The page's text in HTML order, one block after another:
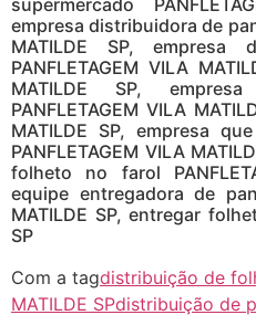
supermercado
empresa distribuidora de
MATILDE SP, empresa
PANFLETAGEM VILA
MATILDE SP,
PANFLETAGEM VILA
MATILDE SP, empresa
PANFLETAGEM VILA
folheto no farol
equipe entregadora de
MATILDE SP, entregar
SP
Com a tagdistribuição de
MATILDE SPdistribuição de